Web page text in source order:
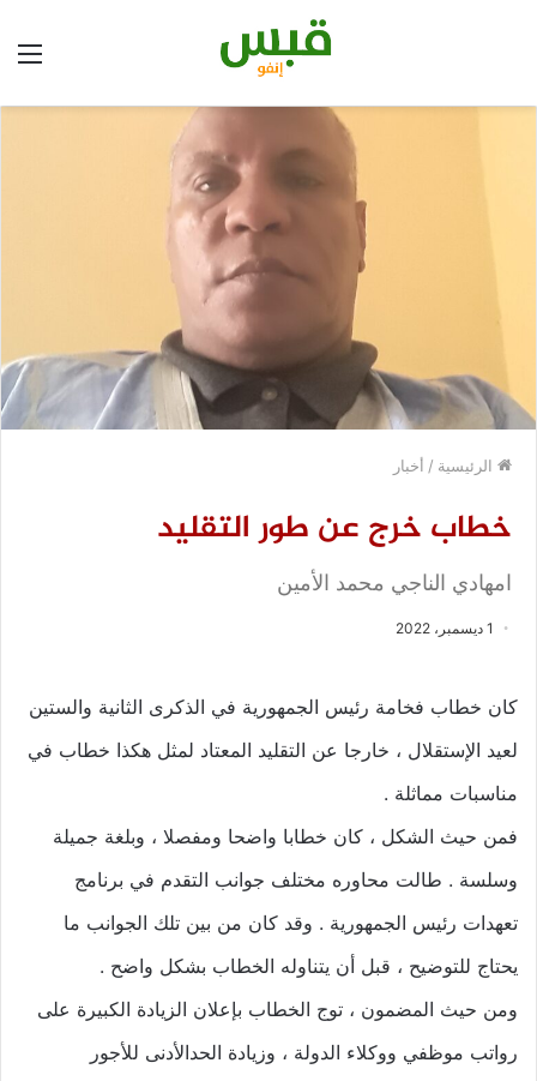
الرئيسية / أخبار
خطاب خرج عن طور التقليد
امهادي الناجي محمد الأمين
1 ديسمبر، 2022
كان خطاب فخامة رئيس الجمهورية في الذكرى الثانية والستين
لعيد الإستقلال ، خارجا عن التقليد المعتاد لمثل هكذا خطاب في
مناسبات مماثلة .
فمن حيث الشكل ، كان خطابا واضحا ومفصلا ، وبلغة جميلة
وسلسة . طالت محاوره مختلف جوانب التقدم في برنامج
تعهدات رئيس الجمهورية . وقد كان من بين تلك الجوانب ما
يحتاج للتوضيح ، قبل أن يتناوله الخطاب بشكل واضح .
ومن حيث المضمون ، توج الخطاب بإعلان الزيادة الكبيرة على
رواتب موظفي ووكلاء الدولة ، وزيادة الحدالأدنى للأجور